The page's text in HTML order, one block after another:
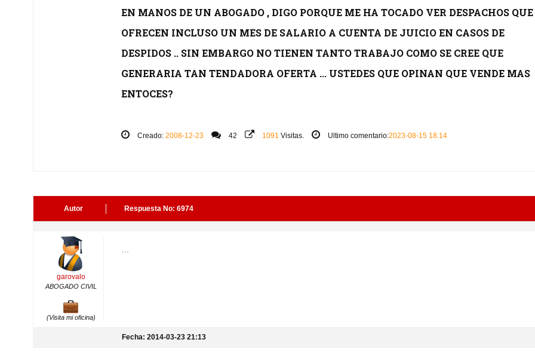
EN MANOS DE UN ABOGADO , DIGO PORQUE ME HA TOCADO VER DESPACHOS QUE
OFRECEN INCLUSO UN MES DE SALARIO A CUENTA DE JUICIO EN CASOS DE
DESPIDOS .. SIN EMBARGO NO TIENEN TANTO TRABAJO COMO SE CREE QUE
GENERARIA TAN TENDADORA OFERTA ... USTEDES QUE OPINAN QUE VENDE MAS
ENTOCES?
Creado: 2008-12-23 42 1091 Visitas. Ultimo comentario:2023-08-15 18:14
Autor Respuesta No: 6974
garovalo
ABOGADO CIVIL
(Visita mi oficina)
Fecha: 2014-03-23 21:13